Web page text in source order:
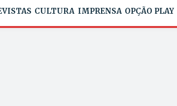
CULTURA IMPRENSA OPÇÃO PLAY